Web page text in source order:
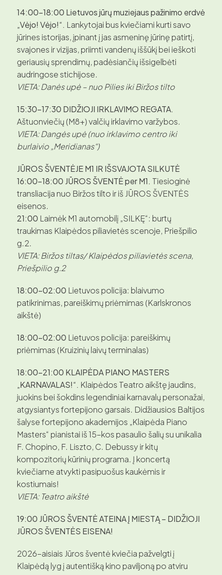
14:00–18:00 Lietuvos jūrų muziejaus pažinimo erdvė
„Vėjo! Vėjo!“. Lankytojai bus kviečiami kurti savo
jūrines istorijas, įpinant į jas asmeninę jūrinę patirtį,
svajones ir vizijas, priimti vandenų iššūkį bei ieškoti
geriausių sprendimų, padėsiančių išsigelbėti
audringose stichijose.
VIETA: Danės upė – nuo Pilies iki Biržos tilto
15:30–17:30 DIDŽIOJI IRKLAVIMO REGATA.
Aštuonviečių (M8+) valčių irklavimo varžybos.
VIETA: Dangės upė (nuo irklavimo centro iki
burlaivio „Meridianas“)
JŪROS ŠVENTĖJE M1 IR IŠSVAJOTA SILKUTĖ
16:00–18:00 JŪROS ŠVENTĖ per M1. Tiesioginė
transliacija nuo Biržos tilto ir iš JŪROS ŠVENTĖS
eisenos.
21:00 Laimėk M1 automobilį „SILKĘ“: burtų
traukimas Klaipėdos piliavietės scenoje, Priešpilio
g.2.
VIETA: Biržos tiltas/ Klaipėdos piliavietės scena,
Priešpilio g.2
18:00–02:00 Lietuvos policija: blaivumo
patikrinimas, pareiškimų priėmimas (Karlskronos
aikštė)
18:00–02:00 Lietuvos policija: pareiškimų
priėmimas (Kruizinių laivų terminalas)
18:00–21:00 KLAIPĖDA PIANO MASTERS
„KARNAVALAS!“. Klaipėdos Teatro aikštę jaudins,
juokins bei šokdins legendiniai karnavalų personažai,
atgysiantys fortepijono garsais. Didžiausios Baltijos
šalyse fortepijono akademijos „Klaipėda Piano
Masters“ pianistai iš 15-kos pasaulio šalių su unikalia
F. Chopino, F. Liszto, C. Debussy ir kitų
kompozitorių kūrinių programa. Į koncertą
kviečiame atvykti pasipuošus kaukėmis ir
kostiumais!
VIETA: Teatro aikštė
19:00 JŪROS ŠVENTĖ ATEINA Į MIESTĄ – DIDŽIOJI
JŪROS ŠVENTĖS EISENA!
2026-aisiais Jūros šventė kviečia pažvelgti į
Klaipėdą lyg į autentišką kino paviljoną po atviru